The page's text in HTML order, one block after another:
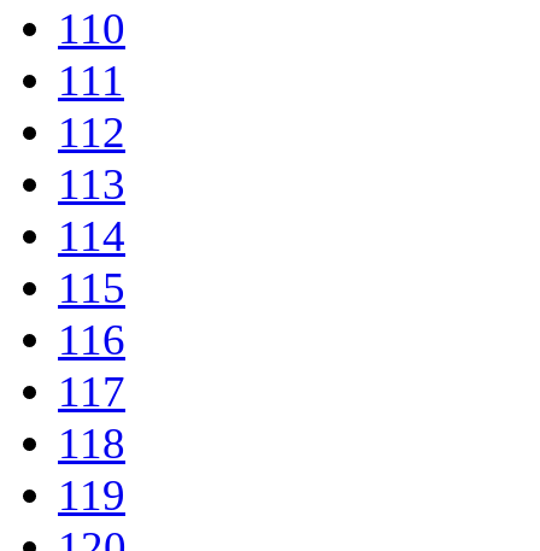
110
111
112
113
114
115
116
117
118
119